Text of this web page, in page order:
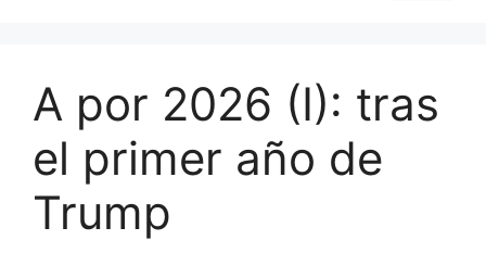
A por 2026 (I): tras
el primer año de
Trump